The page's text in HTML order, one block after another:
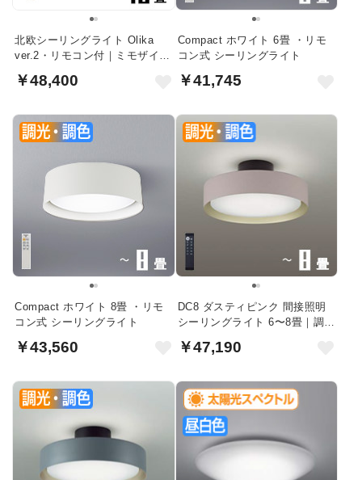
北欧シーリングライト Olika
ver.2・リモコン付｜ミモザイエ
￥48,400
Compact ホワイト 6畳 ・リモ
コン式 シーリングライト
￥41,745
Compact ホワイト 8畳 ・リモ
コン式 シーリングライト
￥43,560
DC8 ダスティピンク 間接照明
シーリングライト 6〜8畳｜調光
￥47,190